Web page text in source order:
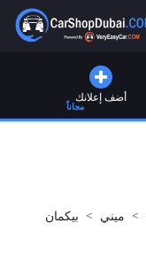
أضف إعلانك
مجاناً
ميني بيكمان